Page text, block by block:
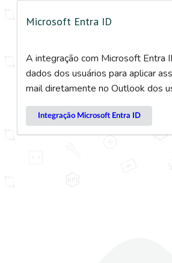
Microsoft Entra ID
A integração com Microsoft Entra
dados dos usuários para aplicar
mail diretamente no Outlook dos
Integração Microsoft Entra ID